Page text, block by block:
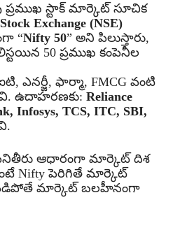
స్టాక్ మార్కెట్ సూచిక
Exchange (NSE)
“Nifty 50” అని పిలుస్తారు,
50 ప్రముఖ కంపెనీల
ఎనర్జీ, ఫార్మా, FMCG వంటి
ఉదాహరణకు: Reliance
Infosys, TCS, ITC, SBI,
ఆధారంగా మార్కెట్ దిశ
Nifty పెరిగితే మార్కెట్
మార్కెట్ బలహీనంగా